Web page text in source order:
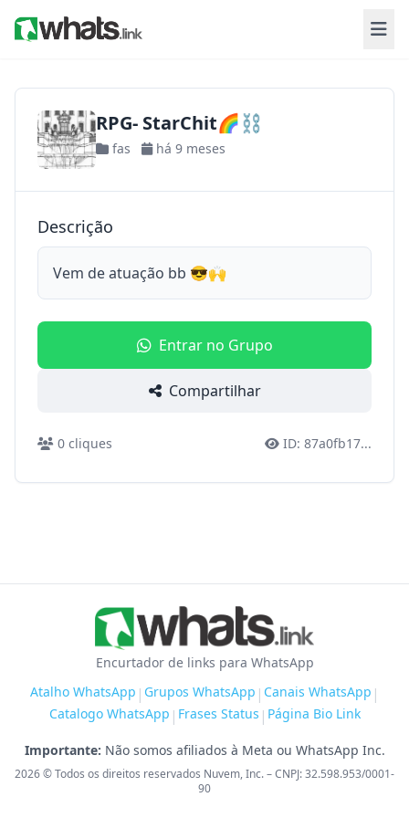
RPG- StarChit🌈⛓️
fas há 9 meses
Descrição
Vem de atuação bb 😎🙌
Entrar no Grupo
Compartilhar
0 cliques ID: 87a0fb17...
Encurtador de links para WhatsApp
Atalho WhatsApp | Grupos WhatsApp | Canais WhatsApp |
Catalogo WhatsApp | Frases Status | Página Bio Link
Importante: Não somos afiliados à Meta ou WhatsApp Inc.
2026© Todos os direitos reservados Nuvem, Inc. – CNPJ: 32.598.953/0001-
90